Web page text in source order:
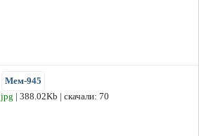
Мем-945
jpg | 388.02Kb | скачали: 70